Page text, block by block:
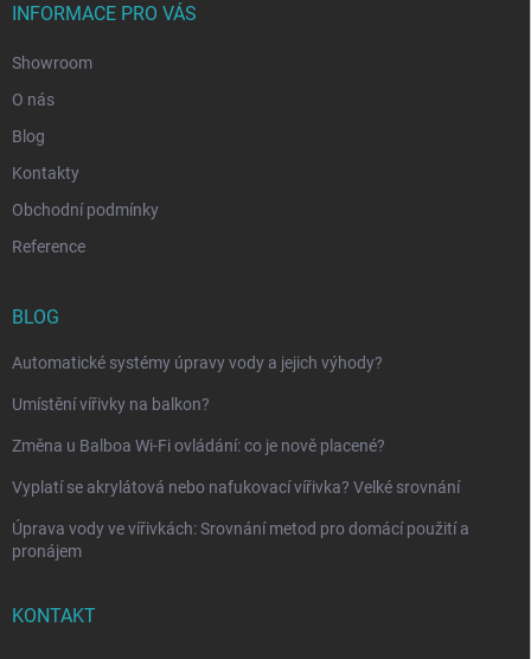
INFORMACE PRO VÁS
Showroom
O nás
Blog
Kontakty
Obchodní podmínky
Reference
BLOG
Automatické systémy úpravy vody a jejich výhody?
Umístění vířivky na balkon?
Změna u Balboa Wi-Fi ovládání: co je nově placené?
Vyplatí se akrylátová nebo nafukovací vířivka? Velké srovnání
Úprava vody ve vířivkách: Srovnání metod pro domácí použití a
pronájem
KONTAKT